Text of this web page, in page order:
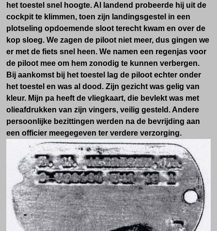
het toestel snel hoogte. Al landend probeerde hij uit de
cockpit te klimmen, toen zijn landingsgestel in een
plotseling opdoemende sloot terecht kwam en over de
kop sloeg. We zagen de piloot niet meer, dus gingen we
er met de fiets snel heen. We namen een regenjas voor
de piloot mee om hem zonodig te kunnen verbergen.
Bij aankomst bij het toestel lag de piloot echter onder
het toestel en was al dood. Zijn gezicht was gelig van
kleur. Mijn pa heeft de vliegkaart, die bevlekt was met
olieafdrukken van zijn vingers, veilig gesteld. Andere
persoonlijke bezittingen werden na de bevrijding aan
een officier meegegeven ter verdere verzorging.